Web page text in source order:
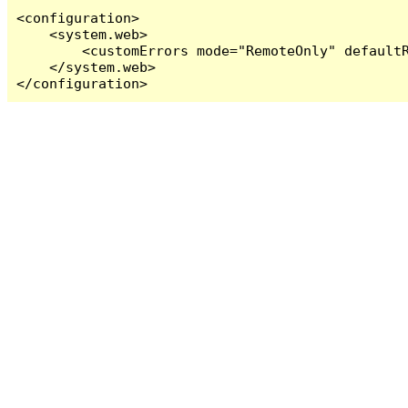
<configuration>
    <system.web>
<customErrors mode="RemoteOnly"
    </system.web>
</configuration>